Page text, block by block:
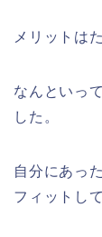
メリットは
なんといっ
した。
自分にあっ
フィットし